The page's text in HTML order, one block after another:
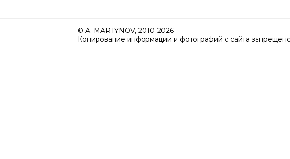
© A. MARTYNOV, 2010-2026
Копирование информации и фотографий с сайта